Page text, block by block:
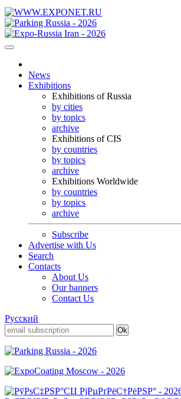
News
Exhibitions
Exhibitions of Russia
by cities
by topics
archive
Exhibitions of CIS
by countries
by topics
archive
Exhibitions Worldwide
by countries
by topics
archive
Subscribe
Advertise with Us
Search
Contacts
About Us
Our banners
Contact Us
Русский